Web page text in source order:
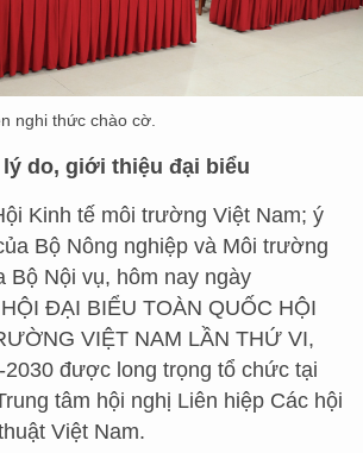
nghi thức chào cờ.
lý do, giới thiệu đại biểu
Kinh tế môi trường Việt Nam; ý
Bộ Nông nghiệp và Môi trường
Bộ Nội vụ, hôm nay ngày
ĐẠI BIỂU TOÀN QUỐC HỘI
VIỆT NAM LẦN THỨ VI,
2030 được long trọng tổ chức tại
tâm hội nghị Liên hiệp Các hội
Việt Nam.